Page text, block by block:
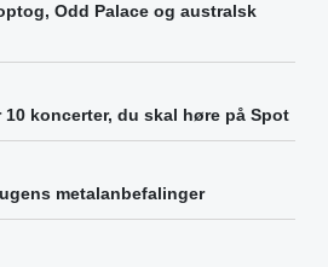
Odd Palace og australsk
10 koncerter, du skal høre på Spot
metalanbefalinger